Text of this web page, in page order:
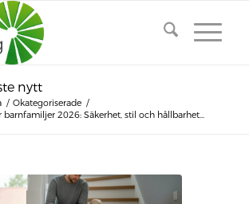
nytt
/ Okategoriserade /
barnfamiljer 2026: Säkerhet, stil och hållbarhet...